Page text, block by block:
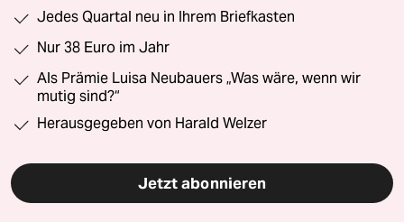
Jedes Quartal neu in Ihrem Briefkasten
Nur 38 Euro im Jahr
Als Prämie Luisa Neubauers „Was wäre, wenn wir
mutig sind?“
Herausgegeben von Harald Welzer
Jetzt abonnieren